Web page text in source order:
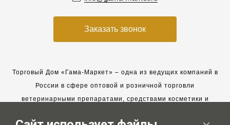
Заказать звонок
Торговый Дом «Гама-Маркет» – одна из ведущих компаний в
России в сфере оптовой и розничной торговли
ветеринарными препаратами, средствами косметики и